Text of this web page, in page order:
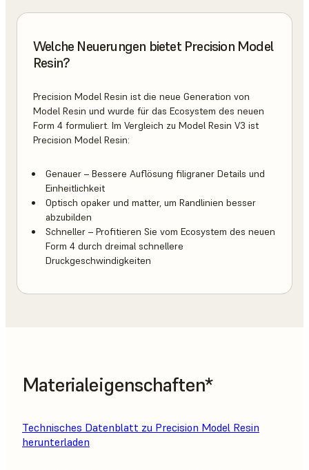
Welche Neuerungen bietet Precision Model
Resin?
Precision Model Resin ist die neue Generation von
Model Resin und wurde für das Ecosystem des neuen
Form 4 formuliert. Im Vergleich zu Model Resin V3 ist
Precision Model Resin:
Genauer – Bessere Auflösung filigraner Details und
Einheitlichkeit
Optisch opaker und matter, um Randlinien besser
abzubilden
Schneller – Profitieren Sie vom Ecosystem des neuen
Form 4 durch dreimal schnellere
Druckgeschwindigkeiten
Materialeigenschaften*
Technisches Datenblatt zu Precision Model Resin
herunterladen